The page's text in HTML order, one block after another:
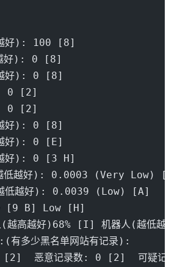
越好): 100 [8]
越好): 0 [8]
越好): 0 [8]
: 0 [2]
: 0 [2]
越好): 0 [8]
越好): 0 [E]
越好): 0 [3 H]
(越低越好): 0.0003 (Very Low)
越低越好): 0.0039 (Low) [A]
[9 B] Low [H]
(越高越好)68% [I] 机器人(越低越
有多少黑名单网站有记录):
[2]  恶意记录数: 0 [2]  可疑